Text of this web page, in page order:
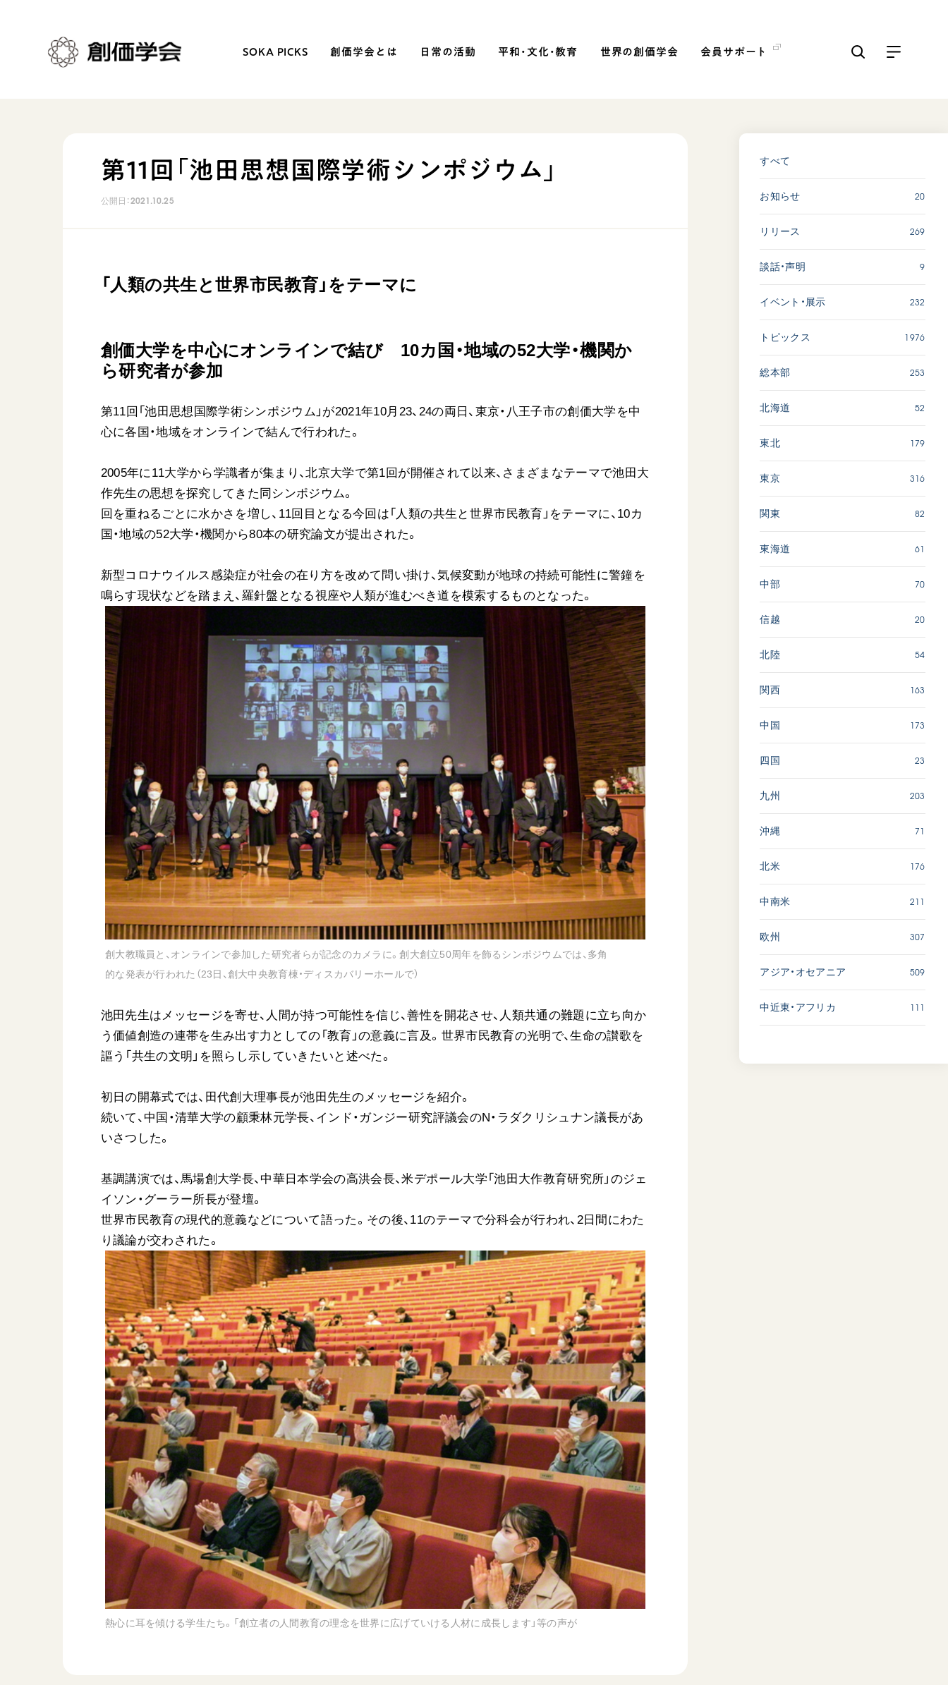
SOKA PICKS 創価学会とは 日常の活動 平和・文化・教育 世界の創価学会 会員サポート
自他共の幸福
日蓮大聖人の仏法（教学入門）
創価学会の三代会長
初代会長・牧口常三郎先生
第3代会長・池田大作先生
学会永遠の五指針
主な行事
彼岸
取り組み
展示活動
世界の創価学会 基本情報
会員サポート
小説『新・人間革命』『人間革命』
要旨
御書検索［新版］
＜関連リンク＞
墓地公園・納骨堂
聖教電子版
soka youth media
Soka Gakkai グローバルサイト
SGIピースサイト
ご意見
ご利用にあたって
【被爆証言】「原爆の子」と
して生きた80年 広島県 早
志百…
2026.08.06
SDGs
動画
広島
「三つの花ことば」 関西吹
奏楽団
2026.07.31
文化 音楽
「ペンタトニック・ファン
ファーレ」 関西吹奏楽団
2026.07.17
第11回「池田思想国際学術シンポジウム」
公開日：2021.10.25
「人類の共生と世界市民教育」をテーマに
創価大学を中心にオンラインで結び 10カ国・地域の52大学・機関か
ら研究者が参加
第11回「池田思想国際学術シンポジウム」が2021年10月23、24の両日、東京・八王子市の創価大学を中
心に各国・地域をオンラインで結んで行われた。
2005年に11大学から学識者が集まり、北京大学で第1回が開催されて以来、さまざまなテーマで池田大
作先生の思想を探究してきた同シンポジウム。
回を重ねるごとに水かさを増し、11回目となる今回は「人類の共生と世界市民教育」をテーマに、10カ
国・地域の52大学・機関から80本の研究論文が提出された。
新型コロナウイルス感染症が社会の在り方を改めて問い掛け、気候変動が地球の持続可能性に警鐘を
鳴らす現状などを踏まえ、羅針盤となる視座や人類が進むべき道を模索するものとなった。
創大教職員と、オンラインで参加した研究者らが記念のカメラに。創大創立50周年を飾るシンポジウムでは、多角
的な発表が行われた（23日、創大中央教育棟・ディスカバリーホールで）
池田先生はメッセージを寄せ、人間が持つ可能性を信じ、善性を開花させ、人類共通の難題に立ち向か
う価値創造の連帯を生み出す力としての「教育」の意義に言及。世界市民教育の光明で、生命の讃歌を
謳う「共生の文明」を照らし示していきたいと述べた。
初日の開幕式では、田代創大理事長が池田先生のメッセージを紹介。
続いて、中国・清華大学の顧秉林元学長、インド・ガンジー研究評議会のN・ラダクリシュナン議長があ
いさつした。
基調講演では、馬場創大学長、中華日本学会の高洪会長、米デポール大学「池田大作教育研究所」のジェ
イソン・グーラー所長が登壇。
世界市民教育の現代的意義などについて語った。その後、11のテーマで分科会が行われ、2日間にわた
り議論が交わされた。
熱心に耳を傾ける学生たち。「創立者の人間教育の理念を世界に広げていける人材に成長します」等の声が
すべて
お知らせ 20
リリース 269
談話・声明 9
イベント・展示 232
トピックス 1976
総本部 253
北海道 52
東北 179
東京 316
関東 82
東海道 61
中部 70
信越 20
北陸 54
関西 163
中国 173
四国 23
九州 203
沖縄 71
北米 176
中南米 211
欧州 307
アジア・オセアニア 509
中近東・アフリカ 111